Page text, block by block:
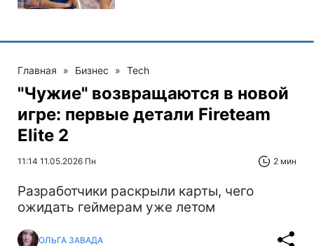
Главная » Бизнес » Tech
"Чужие" возвращаются в новой
игре: первые детали Fireteam
Elite 2
11:14 11.05.2026 Пн 2 мин
Разработчики раскрыли карты, чего
ожидать геймерам уже летом
ОЛЬГА ЗАВАДА